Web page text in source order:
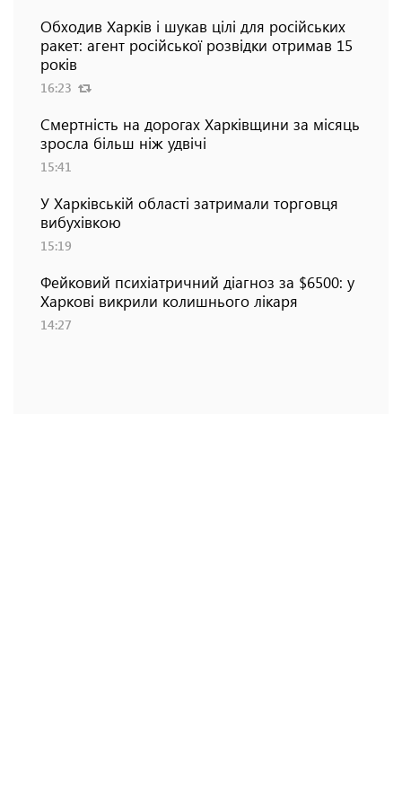
Обходив Харків і шукав цілі для російських
ракет: агент російської розвідки отримав 15
років
16:23
Смертність на дорогах Харківщини за місяць
зросла більш ніж удвічі
15:41
У Харківській області затримали торговця
вибухівкою
15:19
Фейковий психіатричний діагноз за $6500: у
Харкові викрили колишнього лікаря
14:27